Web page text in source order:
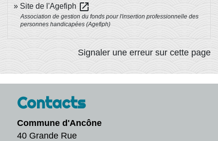
Site de l'Agefiph open_in_new
Association de gestion du fonds pour l'insertion professionnelle des
personnes handicapées (Agefiph)
Signaler une erreur sur cette page
Contacts
Commune d'Ancône
40 Grande Rue